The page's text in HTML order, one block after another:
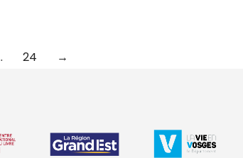
24 →